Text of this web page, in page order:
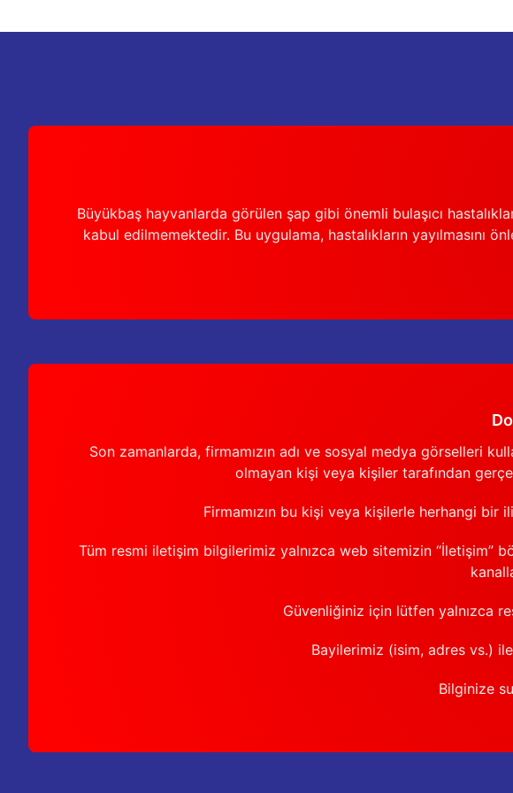
Büyükbaş hayvanlarda görülen şap gibi önemli bulaşıcı
kabul edilmemektedir. Bu uygulama, hastalıkların yayılmasını
Son zamanlarda, firmamızın adı ve sosyal medya görselleri
olmayan kişi veya kişiler tarafından
Firmamızın bu kişi veya kişilerle herhangi
Tüm resmi iletişim bilgilerimiz yalnızca web sitemizin “İletişim”
Güvenliğiniz için lütfen yalnızca
Bayilerimiz (isim, adres vs.)
Bilginize